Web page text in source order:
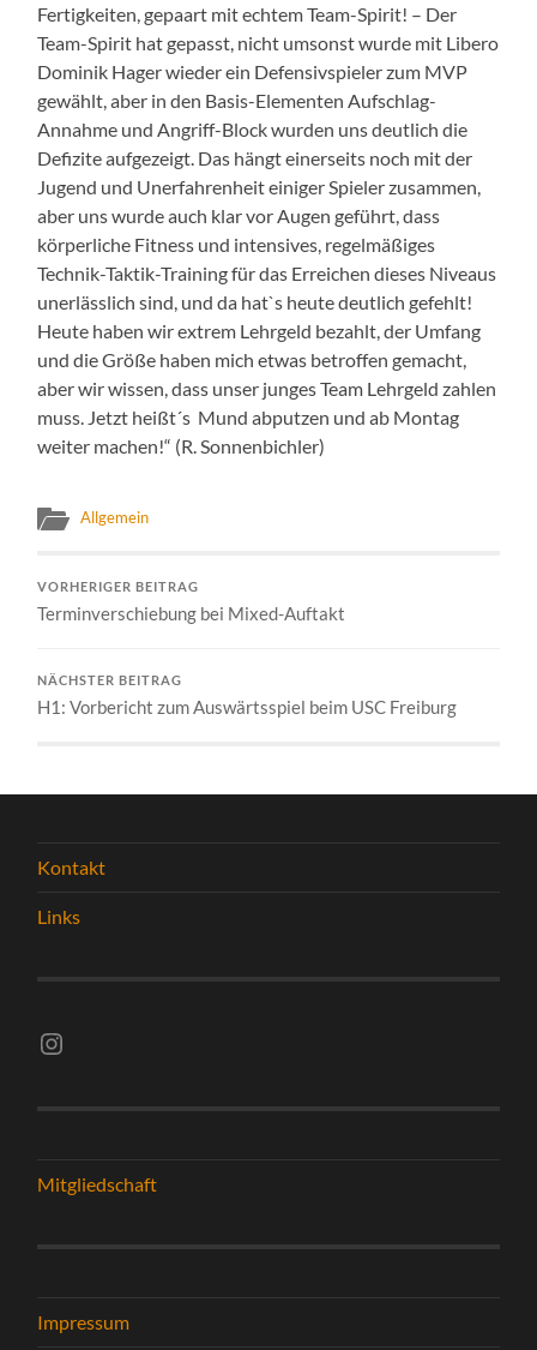
Fertigkeiten, gepaart mit echtem Team-Spirit! – Der
Team-Spirit hat gepasst, nicht umsonst wurde mit Libero
Dominik Hager wieder ein Defensivspieler zum MVP
gewählt, aber in den Basis-Elementen Aufschlag-
Annahme und Angriff-Block wurden uns deutlich die
Defizite aufgezeigt. Das hängt einerseits noch mit der
Jugend und Unerfahrenheit einiger Spieler zusammen,
aber uns wurde auch klar vor Augen geführt, dass
körperliche Fitness und intensives, regelmäßiges
Technik-Taktik-Training für das Erreichen dieses Niveaus
unerlässlich sind, und da hat`s heute deutlich gefehlt!
Heute haben wir extrem Lehrgeld bezahlt, der Umfang
und die Größe haben mich etwas betroffen gemacht,
aber wir wissen, dass unser junges Team Lehrgeld zahlen
muss. Jetzt heißt´s Mund abputzen und ab Montag
weiter machen!“ (R. Sonnenbichler)
Allgemein
VORHERIGER BEITRAG
Terminverschiebung bei Mixed-Auftakt
NÄCHSTER BEITRAG
H1: Vorbericht zum Auswärtsspiel beim USC Freiburg
Kontakt
Links
Instagram vsghelmstadt.volleyball
Mitgliedschaft
Impressum